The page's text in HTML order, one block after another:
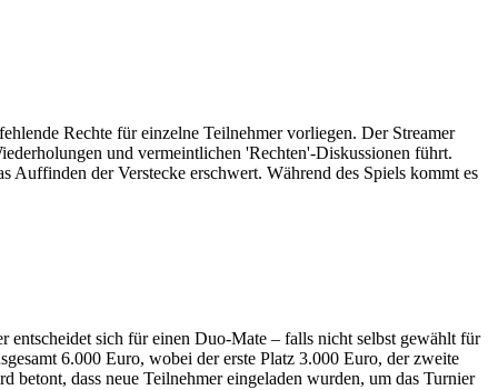
Rechte für einzelne Teilnehmer vorliegen. Der Streamer
und vermeintlichen 'Rechten'-Diskussionen führt.
der Verstecke erschwert. Während des Spiels kommt es
sich für einen Duo-Mate – falls nicht selbst gewählt für
6.000 Euro, wobei der erste Platz 3.000 Euro, der zweite
betont, dass neue Teilnehmer eingeladen wurden, um das Turnier